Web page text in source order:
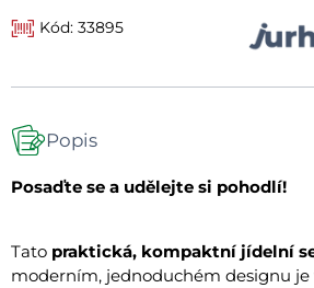
Kód: 33895
Popis
Posaďte se a udělejte si pohodlí!
Tato praktická, kompaktní jídelní
moderním, jednoduchém designu je